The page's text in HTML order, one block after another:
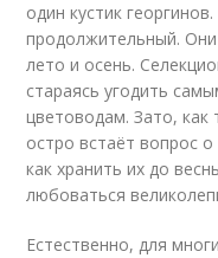
один кустик
продолжительный. Они
лето и осень.
стараясь угодить
цветоводам. Зато, как
остро встаёт вопрос
как хранить их до
любоваться
Естественно, для